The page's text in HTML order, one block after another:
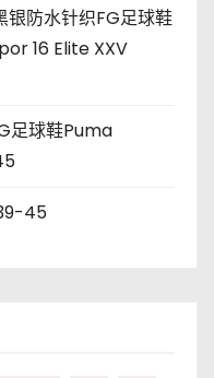
银防水针织FG足球鞋
16 Elite XXV
足球鞋Puma
45